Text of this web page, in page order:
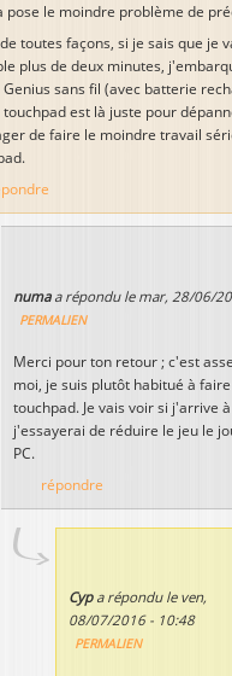
pose le moindre problème de
toutes façons, si je sais que je
plus de deux minutes,
sans fil (avec batterie
touchpad est là juste pour
de faire le moindre travail
numaa répondu le mar, 28/06/
PERMALIEN
Merci pour ton retour ; c'est
moi, je suis plutôt habitué à
touchpad. Je vais voir si j'arrive
j'essayerai de réduire le jeu le
PC.
répondre
Cypa répondu le ven,
08/07/2016 - 10:48
PERMALIEN